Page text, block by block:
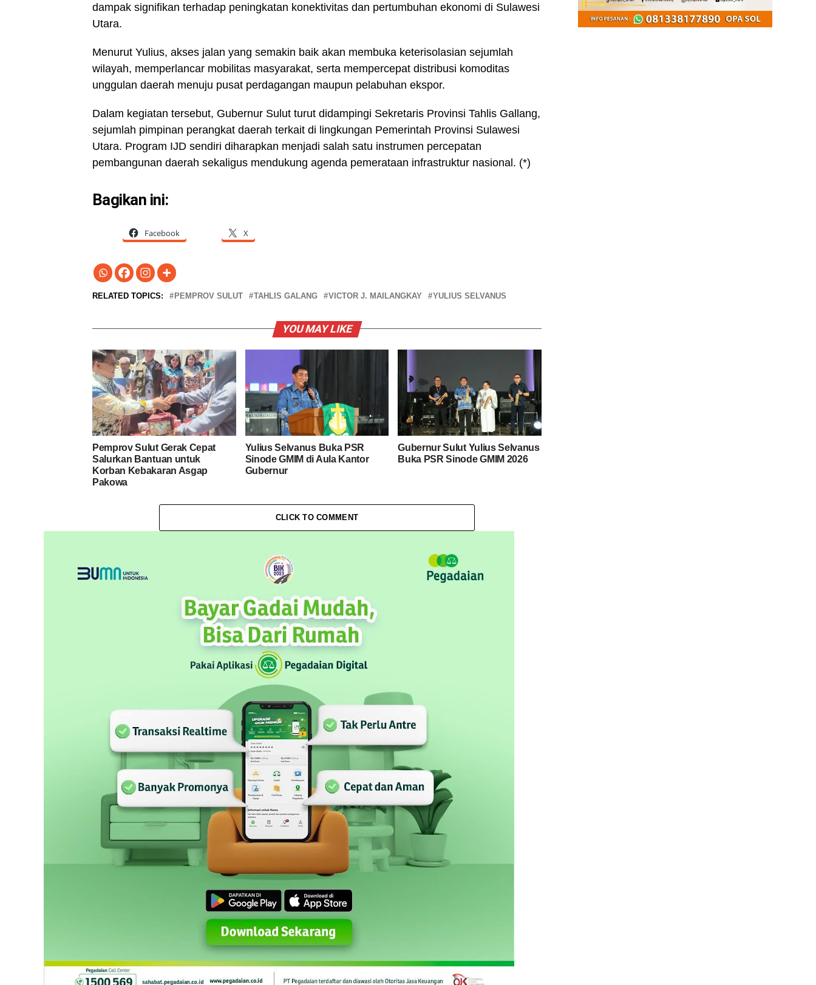
dampak signifikan terhadap peningkatan konektivitas dan pertumbuhan ekonomi di Sulawesi
Utara.
Menurut Yulius, akses jalan yang semakin baik akan membuka keterisolasian sejumlah
wilayah, memperlancar mobilitas masyarakat, serta mempercepat distribusi komoditas
unggulan daerah menuju pusat perdagangan maupun pelabuhan ekspor.
Dalam kegiatan tersebut, Gubernur Sulut turut didampingi Sekretaris Provinsi Tahlis Gallang,
sejumlah pimpinan perangkat daerah terkait di lingkungan Pemerintah Provinsi Sulawesi
Utara. Program IJD sendiri diharapkan menjadi salah satu instrumen percepatan
pembangunan daerah sekaligus mendukung agenda pemerataan infrastruktur nasional. (*)
Bagikan ini:
Facebook X
RELATED TOPICS: PEMPROV SULUT TAHLIS GALANG VICTOR J. MAILANGKAY YULIUS SELVANUS
YOU MAY LIKE
Pemprov Sulut Gerak Cepat
Salurkan Bantuan untuk
Korban Kebakaran Asgap
Pakowa
Yulius Selvanus Buka PSR
Sinode GMIM di Aula Kantor
Gubernur
Gubernur Sulut Yulius Selvanus
Buka PSR Sinode GMIM 2026
CLICK TO COMMENT